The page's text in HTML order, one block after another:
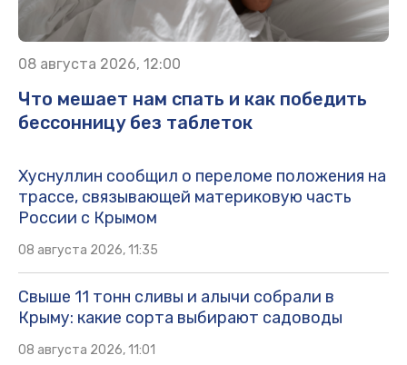
08 августа 2026, 12:00
Что мешает нам спать и как победить
бессонницу без таблеток
Хуснуллин сообщил о переломе положения на
трассе, связывающей материковую часть
России с Крымом
08 августа 2026, 11:35
Свыше 11 тонн сливы и алычи собрали в
Крыму: какие сорта выбирают садоводы
08 августа 2026, 11:01